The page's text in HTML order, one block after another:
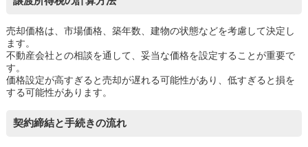
売却価格は、市場価格、築年数、建物の状態などを考慮して決定し
ます。
不動産会社との相談を通して、妥当な価格を設定することが重要で
す。
価格設定が高すぎると売却が遅れる可能性があり、低すぎると損を
する可能性があります。
契約締結と手続きの流れ